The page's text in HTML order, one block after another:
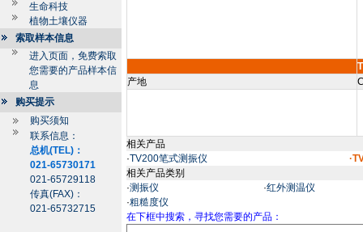
生命科技
植物土壤仪器
索取样本信息
进入页面，免费索取
您需要的产品样本信
息
购买提示
购买须知
联系信息：
总机(TEL)：
021-65730171
021-65729118
传真(FAX)：
021-65732715
产地
相关产品
·TV200笔式测振仪
相关产品类别
·测振仪 ·红外测温仪
·粗糙度仪
在下框中搜索，寻找您需要的产品：